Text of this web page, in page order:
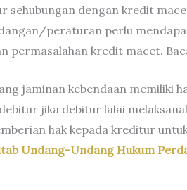
sehubungan dengan kredit
peraturan perlu
permasalahan kredit macet.
jaminan kebendaan memiliki
jika debitur lalai
hak kepada kreditur
Undang-Undang Hukum